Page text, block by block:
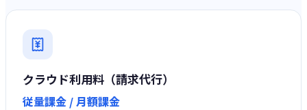
クラウド利用料（請求代行）
従量課金 / 月額課金